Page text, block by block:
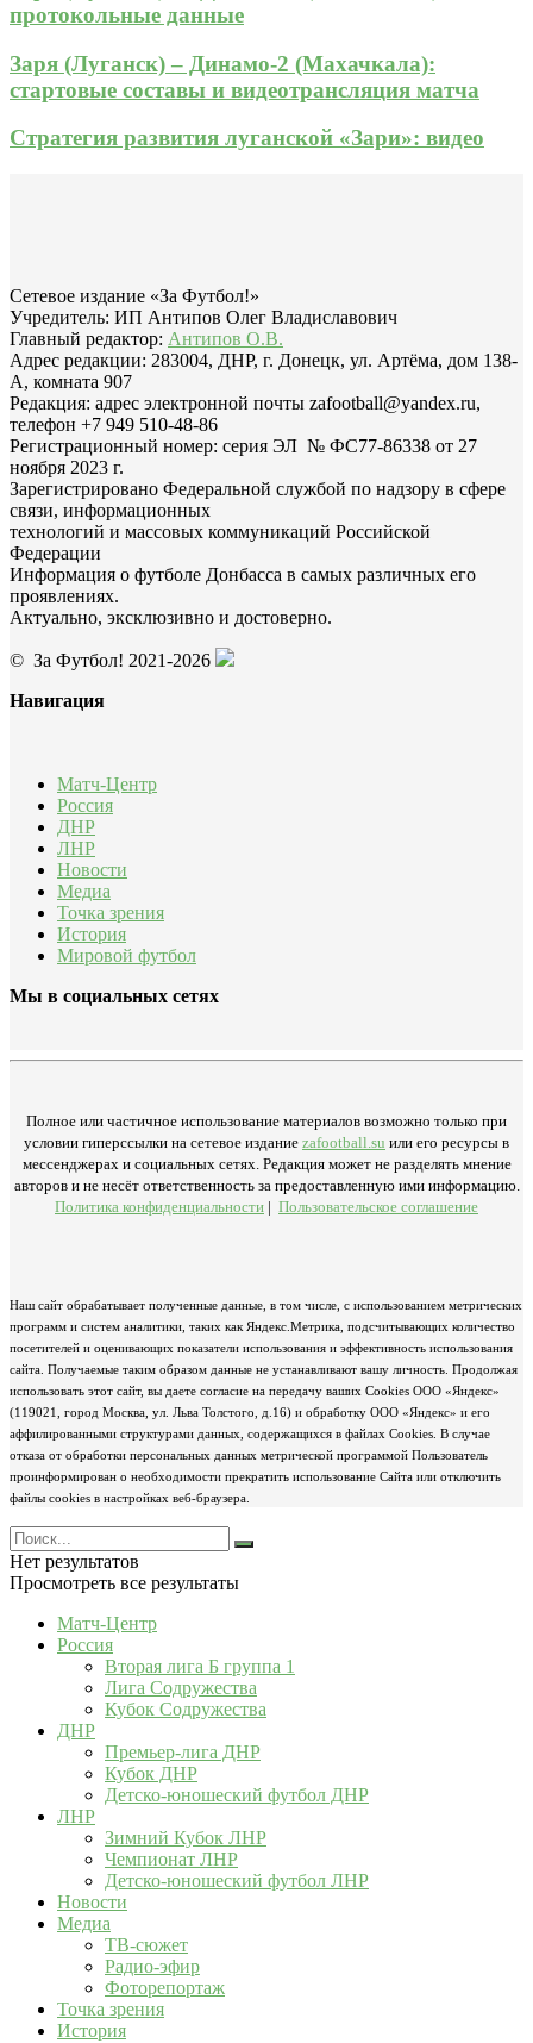
протокольные данные
Заря (Луганск) – Динамо-2 (Махачкала):
стартовые составы и видеотрансляция матча
Стратегия развития луганской «Зари»: видео
Сетевое издание «За Футбол!»
Учредитель: ИП Антипов Олег Владиславович
Главный редактор: Антипов О.В.
Адрес редакции: 283004, ДНР, г. Донецк, ул. Артёма, дом 138-
А, комната 907
Редакция: адрес электронной почты zafootball@yandex.ru,
телефон +7 949 510-48-86
Регистрационный номер: серия ЭЛ № ФС77-86338 от 27
ноября 2023 г.
Зарегистрировано Федеральной службой по надзору в сфере
связи, информационных
технологий и массовых коммуникаций Российской
Федерации
Информация о футболе Донбасса в самых различных его
проявлениях.
Актуально, эксклюзивно и достоверно.
© За Футбол! 2021-2026
Навигация
Матч-Центр
Россия
ДНР
ЛНР
Новости
Медиа
Точка зрения
История
Мировой футбол
Мы в социальных сетях
Полное или частичное использование материалов возможно только при
условии гиперссылки на сетевое издание zafootball.su или его ресурсы в
мессенджерах и социальных сетях. Редакция может не разделять мнение
авторов и не несёт ответственность за предоставленную ими информацию.
Политика конфиденциальности | Пользовательское соглашение
Наш сайт обрабатывает полученные данные, в том числе, с использованием метрических
программ и систем аналитики, таких как Яндекс.Метрика, подсчитывающих количество
посетителей и оценивающих показатели использования и эффективность использования
сайта. Получаемые таким образом данные не устанавливают вашу личность. Продолжая
использовать этот сайт, вы даете согласие на передачу ваших Cookies ООО «Яндекс»
(119021, город Москва, ул. Льва Толстого, д.16) и обработку ООО «Яндекс» и его
аффилированными структурами данных, содержащихся в файлах Cookies. В случае
отказа от обработки персональных данных метрической программой Пользователь
проинформирован о необходимости прекратить использование Сайта или отключить
файлы cookies в настройках веб-браузера.
Нет результатов
Просмотреть все результаты
Матч-Центр
Россия
Вторая лига Б группа 1
Лига Содружества
Кубок Содружества
ДНР
Премьер-лига ДНР
Кубок ДНР
Детско-юношеский футбол ДНР
ЛНР
Зимний Кубок ЛНР
Чемпионат ЛНР
Детско-юношеский футбол ЛНР
Новости
Медиа
ТВ-сюжет
Радио-эфир
Фоторепортаж
Точка зрения
История